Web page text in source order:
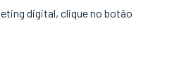
digital, clique no botão